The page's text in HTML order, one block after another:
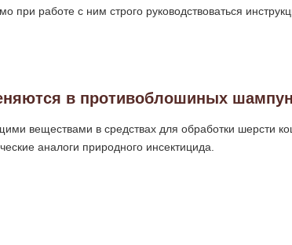
при работе с ним строго руководствоваться
в противоблошиных
веществами в средствах для обработки шерсти
аналоги природного инсектицида.